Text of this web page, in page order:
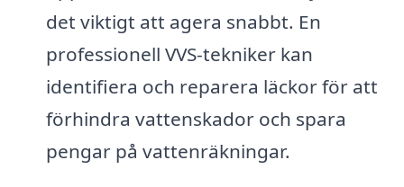
det viktigt att agera snabbt. En
professionell VVS-tekniker kan
identifiera och reparera läckor för att
förhindra vattenskador och spara
pengar på vattenräkningar.